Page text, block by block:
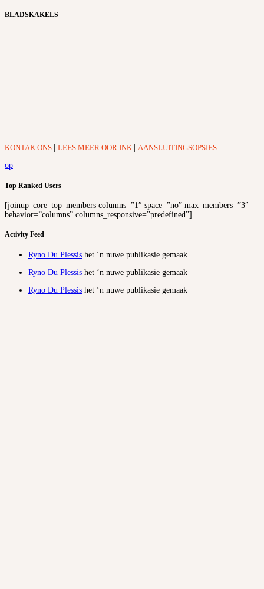
BLADSKAKELS
KONTAK ONS LEES MEER OOR INK
AANSLUITINGSOPSIES
op
Top Ranked Users
[joinup_core_top_members columns=”1″ space=”no” max_members=”3″
behavior=”columns” columns_responsive=”predefined”]
Activity Feed
Ryno Du Plessis het ‘n nuwe publikasie gemaak
Ryno Du Plessis het ‘n nuwe publikasie gemaak
Ryno Du Plessis het ‘n nuwe publikasie gemaak